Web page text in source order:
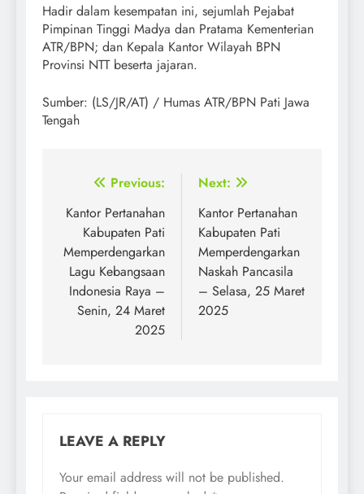
Hadir dalam kesempatan ini, sejumlah Pejabat
Pimpinan Tinggi Madya dan Pratama Kementerian
ATR/BPN; dan Kepala Kantor Wilayah BPN
Provinsi NTT beserta jajaran.
Sumber: (LS/JR/AT) / Humas ATR/BPN Pati Jawa
Tengah
Post
navigation
Previous:
Kantor Pertanahan
Kabupaten Pati
Memperdengarkan
Lagu Kebangsaan
Indonesia Raya –
Senin, 24 Maret
2025
Next:
Kantor Pertanahan
Kabupaten Pati
Memperdengarkan
Naskah Pancasila
– Selasa, 25 Maret
2025
LEAVE A REPLY
Your email address will not be published.